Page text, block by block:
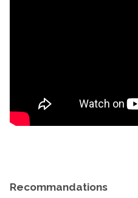
Recommandations